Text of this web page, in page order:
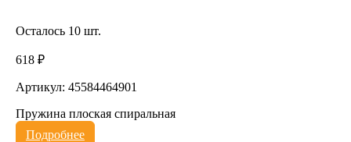
Осталось 10 шт.
618 ₽
Артикул: 45584464901
Пружина плоская спиральная
Подробнее